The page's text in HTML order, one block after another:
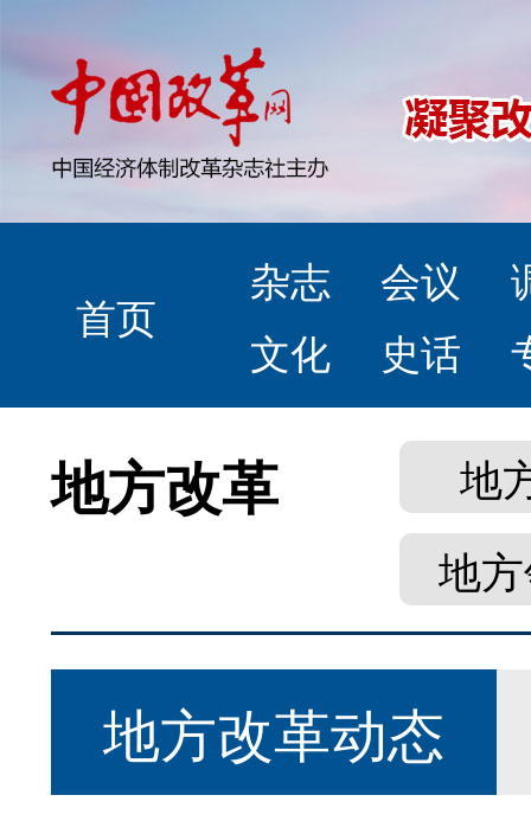
首页
杂志 会议
文化
史话
地方改革
地
地
地方改革动态